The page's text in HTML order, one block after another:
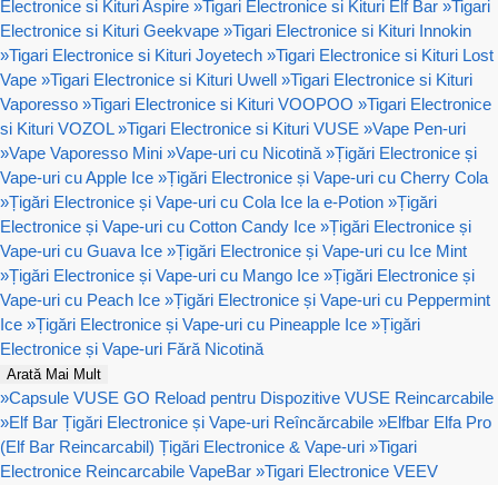
Electronice si Kituri Aspire »Tigari Electronice si Kituri Elf Bar »Tigari
Electronice si Kituri Geekvape »Tigari Electronice si Kituri Innokin
»Tigari Electronice si Kituri Joyetech »Tigari Electronice si Kituri Lost
Vape »Tigari Electronice si Kituri Uwell »Tigari Electronice si Kituri
Vaporesso »Tigari Electronice si Kituri VOOPOO »Tigari Electronice
si Kituri VOZOL »Tigari Electronice si Kituri VUSE »Vape Pen-uri
»Vape Vaporesso Mini »Vape-uri cu Nicotină »Țigări Electronice și
Vape-uri cu Apple Ice »Țigări Electronice și Vape-uri cu Cherry Cola
»Țigări Electronice și Vape-uri cu Cola Ice la e-Potion »Țigări
Electronice și Vape-uri cu Cotton Candy Ice »Țigări Electronice și
Vape-uri cu Guava Ice »Țigări Electronice și Vape-uri cu Ice Mint
»Țigări Electronice și Vape-uri cu Mango Ice »Țigări Electronice și
Vape-uri cu Peach Ice »Țigări Electronice și Vape-uri cu Peppermint
Ice »Țigări Electronice și Vape-uri cu Pineapple Ice »Țigări
Electronice și Vape-uri Fără Nicotină
Arată Mai Mult
»Capsule VUSE GO Reload pentru Dispozitive VUSE Reincarcabile
»Elf Bar Țigări Electronice și Vape-uri Reîncărcabile »Elfbar Elfa Pro
(Elf Bar Reincarcabil) Țigări Electronice & Vape-uri »Tigari
Electronice Reincarcabile VapeBar »Tigari Electronice VEEV